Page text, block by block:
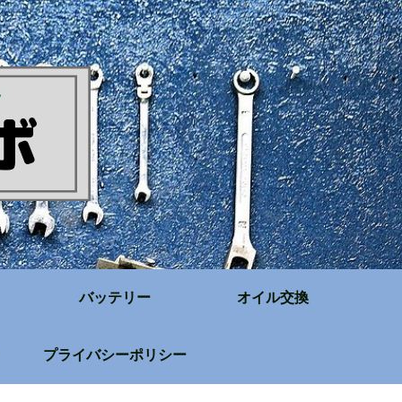
バッテリー オイル交換
プライバシーポリシー